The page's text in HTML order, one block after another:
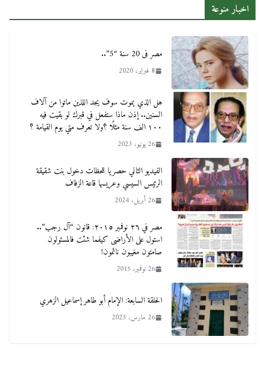
اخبار منوعة
مصر فى 20 سنة “5”..
8 فبراير، 2020
هل الذي يموت سوف يجد اللذين ماتوا من آلاف
السنين.. إذن ماذا ستفعل في قبرك لو بقيت فيه
١٠٠ الف سنة مثلًا ؟ولا تعرف متي يوم القيامة ؟
26 يونيو، 2023
الفيديو الثاني حصريا للحظات دخول بنت شقيقة
الرئيس السيسي وعريسها قاعة الزفاف
26 أبريل، 2024
مصر في ٢٦ نوفمبر ٢٠١٥: قانون “آل رجب”..
استول على الأراضى كيفما شئت فالمسئولون
صامتون مغيبون نائمون!
26 نوفمبر، 2015
الحلقة السابعة: الإمام أبو طاهر إسماعيل الزهري
26 مارس، 2023